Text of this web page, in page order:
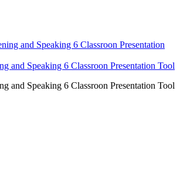
and Speaking 6 Classroon Presentation Tool
and Speaking 6 Classroon Presentation Tool